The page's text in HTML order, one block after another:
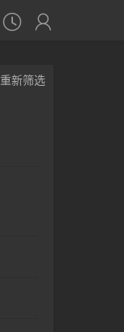


重新筛选